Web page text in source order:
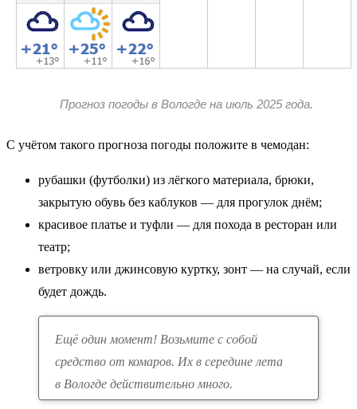
Прогноз погоды в Вологде на июль 2025 года.
С учётом такого прогноза погоды положите в чемодан:
рубашки (футболки) из лёгкого материала, брюки,
закрытую обувь без каблуков — для прогулок днём;
красивое платье и туфли — для похода в ресторан или
театр;
ветровку или джинсовую куртку, зонт — на случай, если
будет дождь.
Ещё один момент! Возьмите с собой
средство от комаров. Их в середине лета
в Вологде действительно много.